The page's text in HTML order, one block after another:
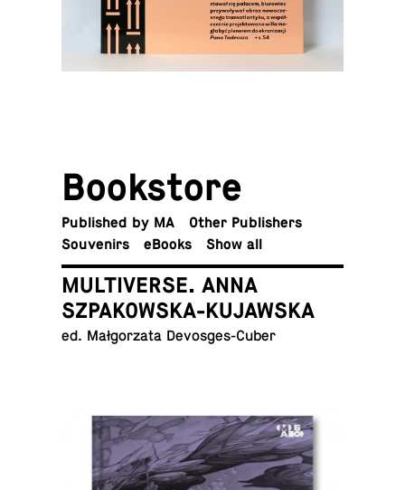
Book­store
Pub­lished by MA
Other Publishers
Sou­venirs
eBooks Show all
MULTIVERSE. ANNA
SZPAKOWSKA-KUJAWSKA
ed. Małgorzata Devosges-Cuber